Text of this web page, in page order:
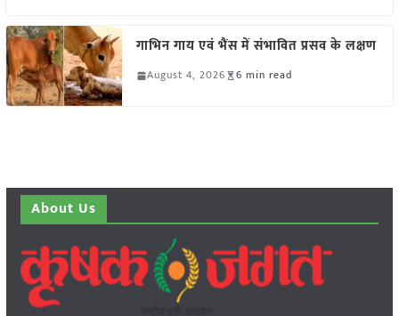
गाभिन गाय एवं भैंस में संभावित प्रसव के लक्षण
August 4, 2026 6 min read
About Us